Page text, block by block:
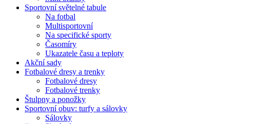
Sportovní světelné tabule
Na fotbal
Multisportovní
Na specifické sporty
Časomíry
Ukazatele času a teploty
Akční sady
Fotbalové dresy a trenky
Fotbalové dresy
Fotbalové trenky
Štulpny a ponožky
Sportovní obuv: turfy a sálovky
Sálovky